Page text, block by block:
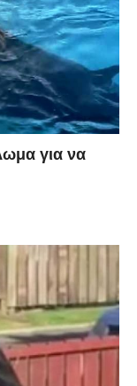
για να